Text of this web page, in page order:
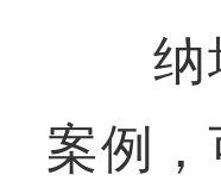
纳塔
案例